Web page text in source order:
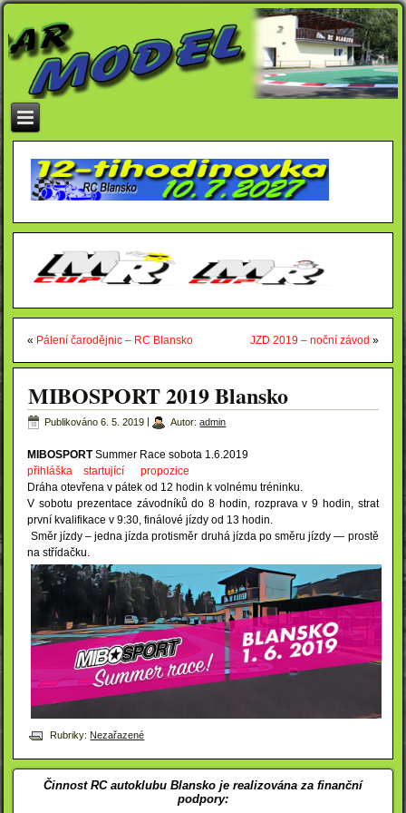
« Pálení čarodějnic – RC Blansko JZD 2019 – noční závod »
MIBOSPORT 2019 Blansko
Publikováno 6. 5. 2019 Autor: admin
MIBOSPORTSummer Race sobota 1.6.2019
přihláška
startující
propozice
Dráha otevřena v pátek od 12 hodin k volnému tréninku.
V sobotu prezentace závodníků do 8 hodin, rozprava v 9 hodin, strat
první kvalifikace v 9:30, finálové jízdy od 13 hodin.
Směr jízdy – jedna jízda protisměr druhá jízda po směru jízdy — prostě
na střídačku.
Rubriky: Nezařazené
Činnost RC autoklubu Blansko je realizována za finanční
podpory: